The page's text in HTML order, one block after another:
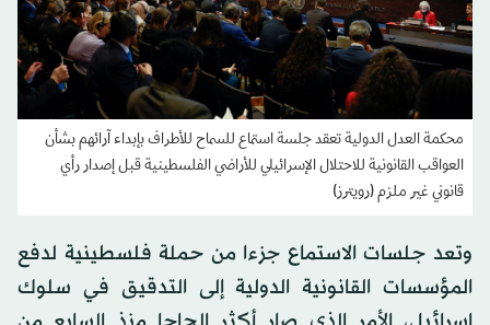
محكمة العدل الدولية تعقد جلسة استماع للسماح للأطراف بإبداء آرائهم بشأن
العواقب القانونية للاحتلال الإسرائيلي للأراضي الفلسطينية قبل إصدار رأي
قانوني غير ملزم (رويترز)
وتعد جلسات الاستماع جزءا من حملة فلسطينية لدفع
المؤسسات القانونية الدولية إلى التدقيق في سلوك